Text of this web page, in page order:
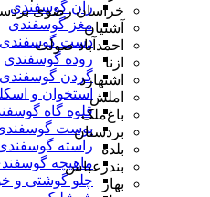
ران گوسفندی
مغز گوسفندی
دست گوسفندی
روده گوسفندی
گردن گوسفندی
استخوان و
قلوه گاه
پوست گوسفندی
راسته گوسفندی
ماهیچه
چلو گوشتی و
خراسان رضوی
آشتیان
احمدآباد صولت
ازنا
اشتهارد
املش
باغ‌ملک
بردستان
بلده
بندرعباس
بهار